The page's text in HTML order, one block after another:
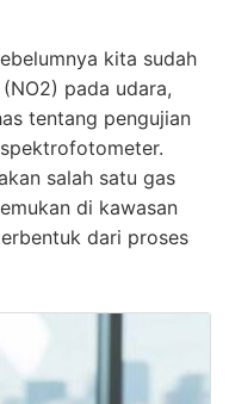
kita sudah
pada udara,
tentang pengujian
salah satu gas
di kawasan
dari proses